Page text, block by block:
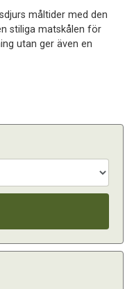
måltider med den
stiliga matskålen för
utan ger även en